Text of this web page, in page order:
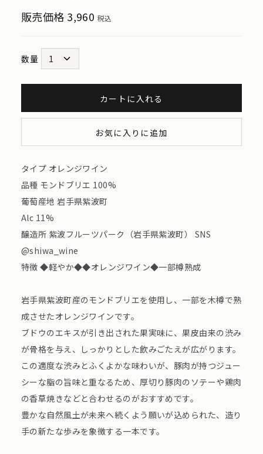
販売価格 3,960 税込
数量
カートに入れる
お気に入りに追加
タイプ オレンジワイン
品種 モンドブリエ 100%
葡萄産地 岩手県紫波町
Alc 11%
醸造所 紫波フルーツパーク（岩手県紫波町） SNS
@shiwa_wine
特徴 ◆軽やか◆◆オレンジワイン◆一部樽熟成
岩手県紫波町産のモンドブリエを使用し、一部を木樽で熟
成させたオレンジワインです。
ブドウのエキスが引き出された果実味に、果皮由来の渋み
が骨格を与え、しっかりとした飲みごたえが広がります。
この適度な渋みとふくよかな味わいが、豚肉が持つジュー
シーな脂の旨味と重なるため、厚切り豚肉のソテーや鶏肉
の香草焼きなどと合わせるのがおすすめです。
豊かな自然風土が未来へ続くよう願いが込められた、造り
手の新たな歩みを象徴する一本です。